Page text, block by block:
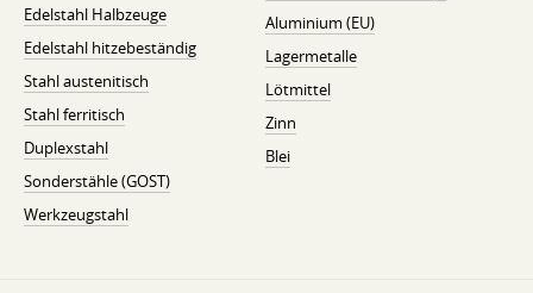
Edelstahl Halbzeuge
Edelstahl hitzebeständig
Stahl austenitisch
Stahl ferritisch
Duplexstahl
Sonderstähle (GOST)
Werkzeugstahl
Aluminium (EU)
Lagermetalle
Lötmittel
Zinn
Blei